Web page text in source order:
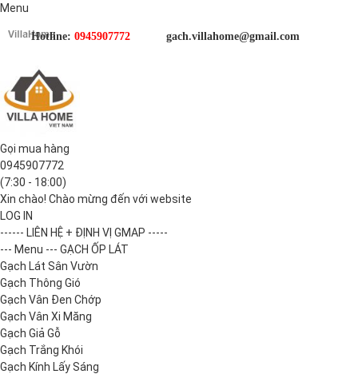
Menu
Hotline: 0945907772 gach.villahome@gmail.com
Gọi mua hàng
0945907772
(7:30 - 18:00)
Xin chào! Chào mừng đến với website
LOG IN
------ LIÊN HỆ + ĐỊNH VỊ GMAP -----
--- Menu --- GẠCH ỐP LÁT
Gạch Lát Sân Vườn
Gạch Thông Gió
Gạch Vân Đen Chớp
Gạch Vân Xi Măng
Gạch Giả Gỗ
Gạch Trắng Khói
Gạch Kính Lấy Sáng